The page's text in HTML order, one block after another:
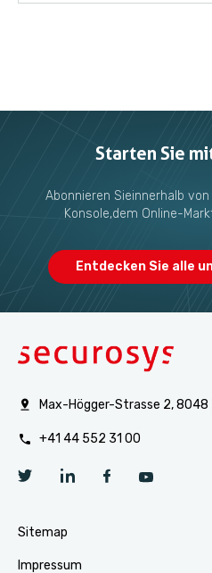
Starten Sie
Abonnieren Sieinnerhalb
Konsole,dem Online-
Entdecken Sie alle
Max-Högger-Strasse 2,
+41 44 552 31 00
Sitemap
Impressum